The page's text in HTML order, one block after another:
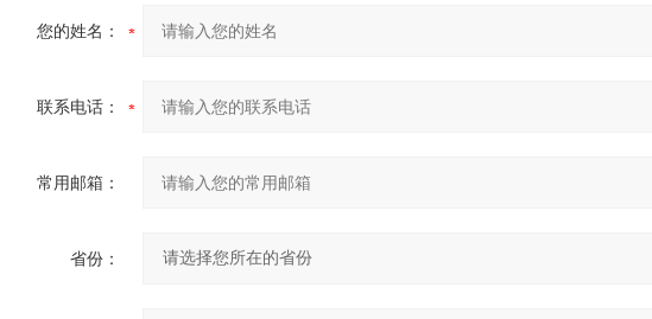
您的姓名：
联系电话：
常用邮箱：
省份：